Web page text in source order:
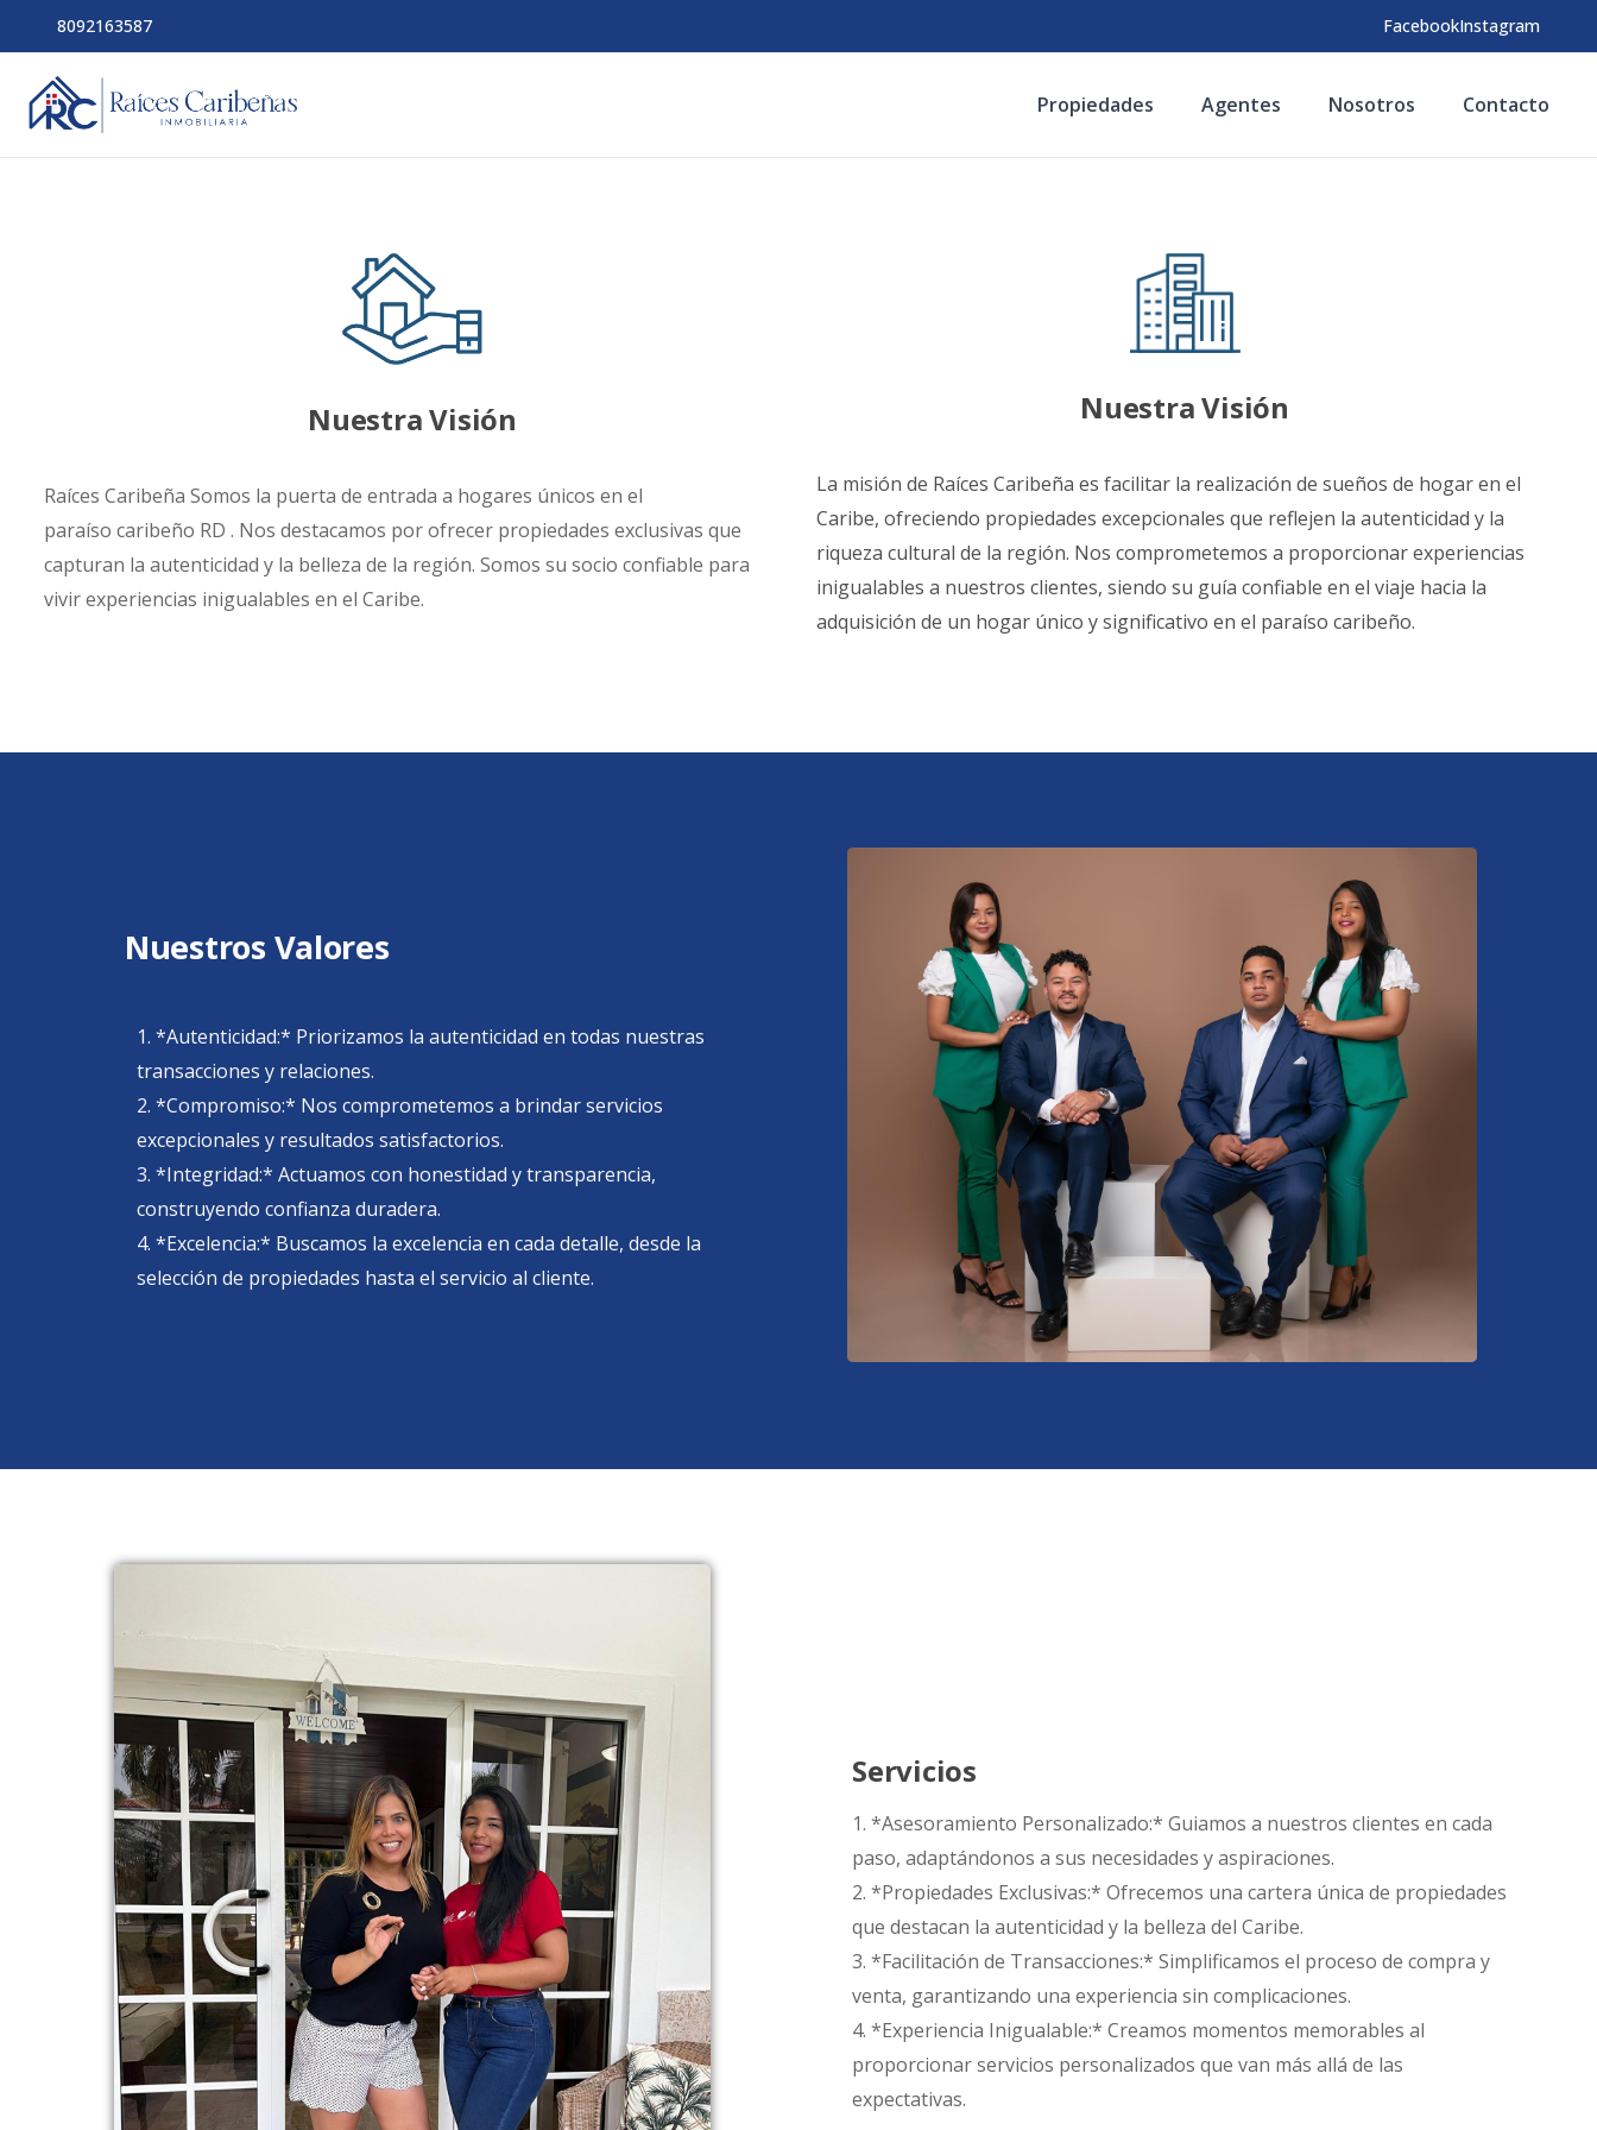
8092163587 FacebookInstagram
Propiedades Agentes Nosotros Contacto
Nuestra Visión
Raíces Caribeña Somos la puerta de entrada a hogares únicos en el
paraíso caribeño RD . Nos destacamos por ofrecer propiedades exclusivas que
capturan la autenticidad y la belleza de la región. Somos su socio confiable para
vivir experiencias inigualables en el Caribe.
Nuestra Visión
La misión de Raíces Caribeña es facilitar la realización de sueños de hogar en el
Caribe, ofreciendo propiedades excepcionales que reflejen la autenticidad y la
riqueza cultural de la región. Nos comprometemos a proporcionar experiencias
inigualables a nuestros clientes, siendo su guía confiable en el viaje hacia la
adquisición de un hogar único y significativo en el paraíso caribeño.
Nuestros Valores
1. *Autenticidad:* Priorizamos la autenticidad en todas nuestras
transacciones y relaciones.
2. *Compromiso:* Nos comprometemos a brindar servicios
excepcionales y resultados satisfactorios.
3. *Integridad:* Actuamos con honestidad y transparencia,
construyendo confianza duradera.
4. *Excelencia:* Buscamos la excelencia en cada detalle, desde la
selección de propiedades hasta el servicio al cliente.
Servicios
1. *Asesoramiento Personalizado:* Guiamos a nuestros clientes en cada
paso, adaptándonos a sus necesidades y aspiraciones.
2. *Propiedades Exclusivas:* Ofrecemos una cartera única de propiedades
que destacan la autenticidad y la belleza del Caribe.
3. *Facilitación de Transacciones:* Simplificamos el proceso de compra y
venta, garantizando una experiencia sin complicaciones.
4. *Experiencia Inigualable:* Creamos momentos memorables al
proporcionar servicios personalizados que van más allá de las
expectativas.